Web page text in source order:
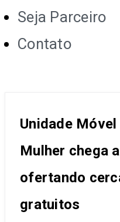
Seja Parceiro
Contato
Unidade
Mulher chega
ofertando
gratuitos